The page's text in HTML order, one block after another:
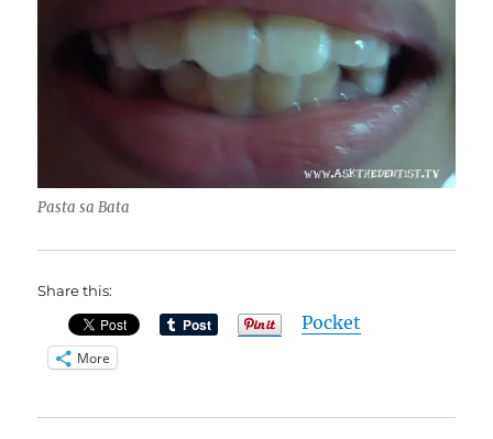
Pasta sa Bata
Share this:
Pocket
More